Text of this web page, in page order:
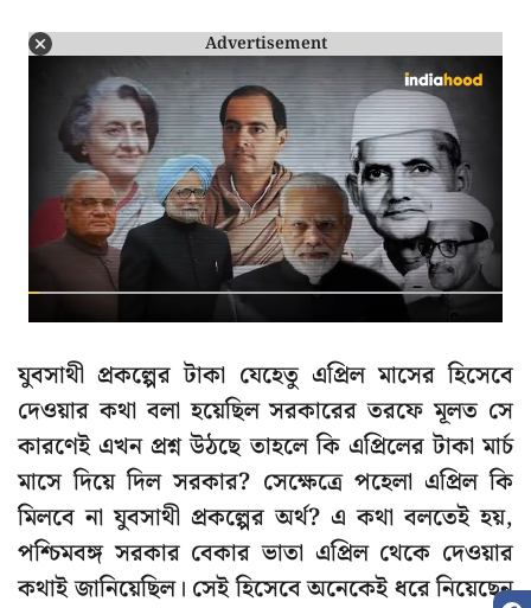
Advertisement
যুবসাথী প্রকল্পের টাকা যেহেতু এপ্রিল মাসের হিসেবে
দেওয়ার কথা বলা হয়েছিল সরকারের তরফে মূলত সে
কারণেই এখন প্রশ্ন উঠছে তাহলে কি এপ্রিলের টাকা মার্চ
মাসে দিয়ে দিল সরকার? সেক্ষেত্রে পহেলা এপ্রিল কি
মিলবে না যুবসাথী প্রকল্পের অর্থ? এ কথা বলতেই হয়,
পশ্চিমবঙ্গ সরকার বেকার ভাতা এপ্রিল থেকে দেওয়ার
কথাই জানিয়েছিল। সেই হিসেবে অনেকেই ধরে নিয়েছেন